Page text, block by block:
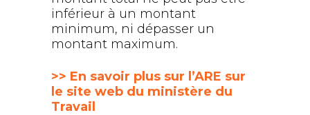
inférieur à un montant
minimum, ni dépasser un
montant maximum.
>> En savoir plus sur l’ARE sur
le site web du ministère du
Travail